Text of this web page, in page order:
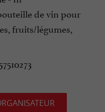
de vin pour
fruits/légumes,